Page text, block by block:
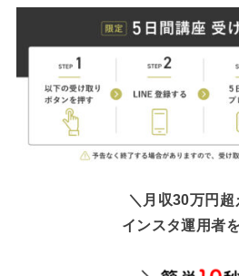
＼月収30万円超
インスタ運用者